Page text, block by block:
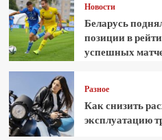
Новости
Беларусь
позиции в
успешных
Разное
Как снизить
эксплуатацию